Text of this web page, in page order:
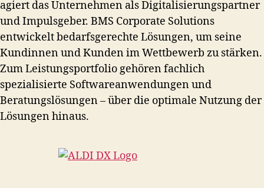
agiert das Unternehmen als Digitalisierungspartner
und Impulsgeber. BMS Corporate Solutions
entwickelt bedarfsgerechte Lösungen, um seine
Kundinnen und Kunden im Wettbewerb zu stärken.
Zum Leistungsportfolio gehören fachlich
spezialisierte Softwareanwendungen und
Beratungslösungen – über die optimale Nutzung der
Lösungen hinaus.